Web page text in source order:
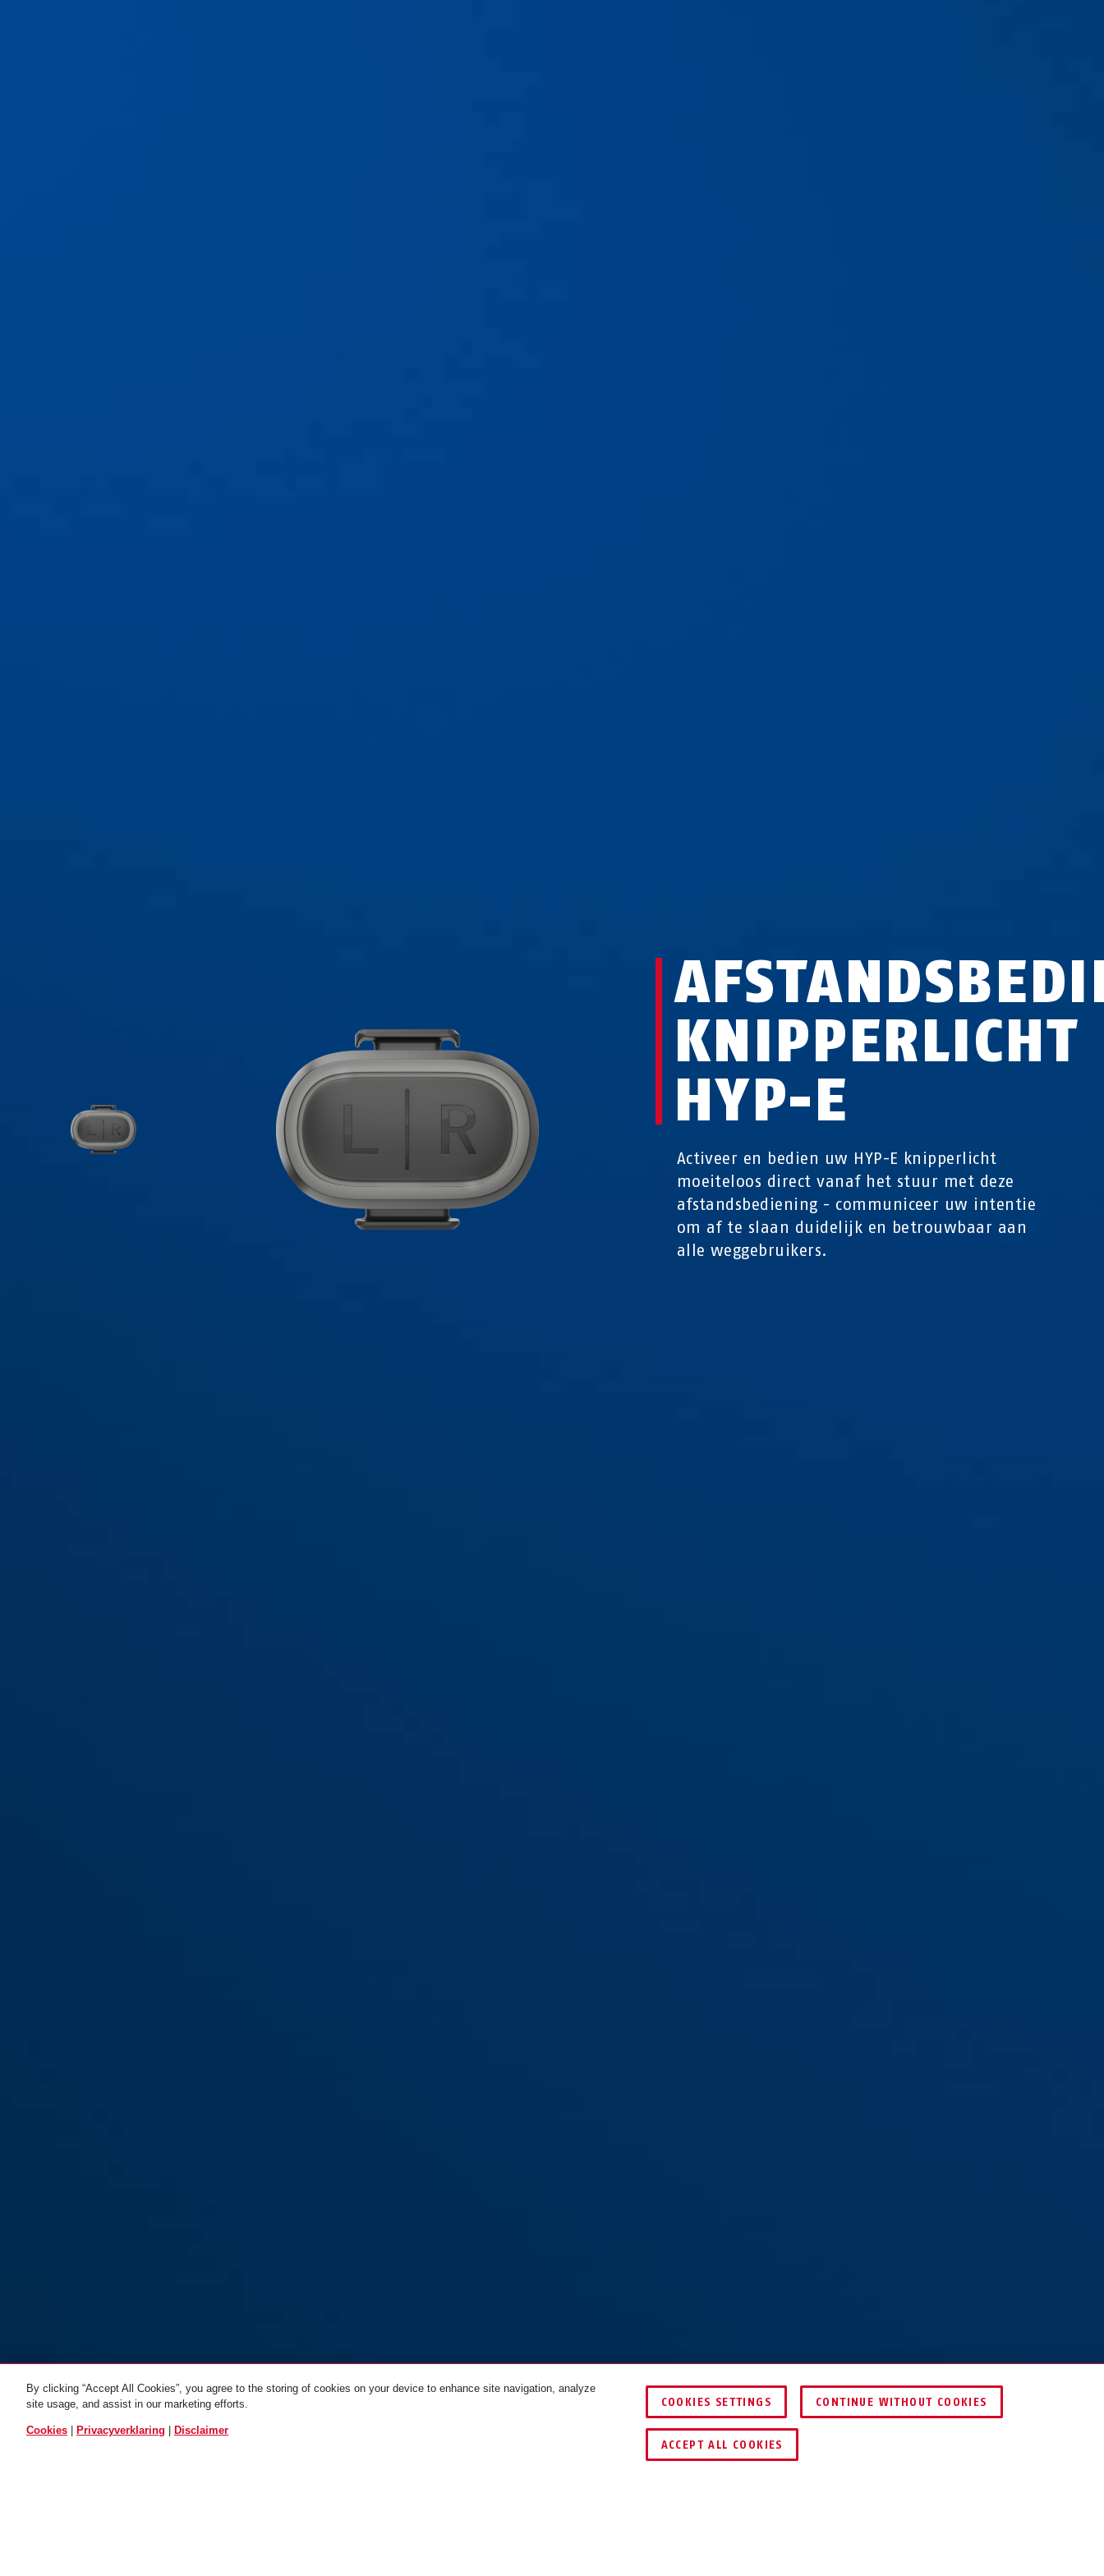
KNIPPERLICHT
HYP-E
Activeer en bedien uw HYP-E knipperlicht
moeiteloos direct vanaf het stuur met deze
afstandsbediening - communiceer uw intentie
om af te slaan duidelijk en betrouwbaar aan
alle weggebruikers.
DEALER ZOEKEN
By clicking “Accept All Cookies”, you agree to the storing of cookies on your device to enhance site navigation, analyze
site usage, and assist in our marketing efforts.
Cookies Privacyverklaring Disclaimer
COOKIES SETTINGS CONTINUE WITHOUT COOKIES
ACCEPT ALL COOKIES